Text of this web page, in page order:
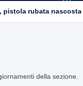
pistola rubata
della sezione.